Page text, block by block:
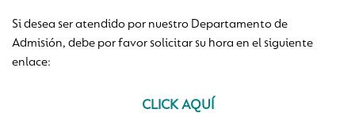
Si desea ser atendido por nuestro Departamento de
Admisión, debe por favor solicitar su hora en el siguiente
enlace:
CLICK AQUÍ